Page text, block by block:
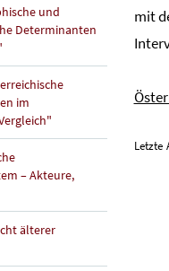
und
Determinanten
im
– Akteure,
älterer
mit
Letzte